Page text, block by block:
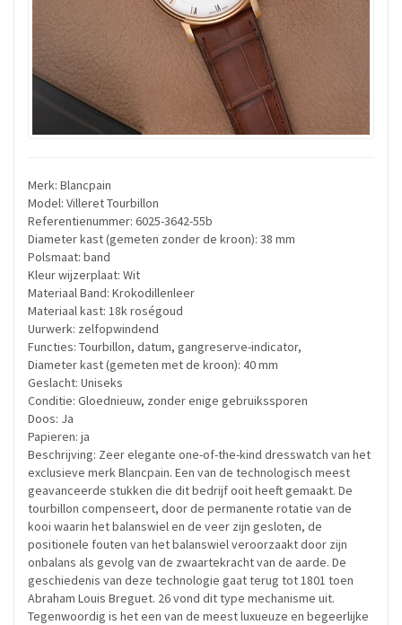
Merk: Blancpain
Model: Villeret Tourbillon
Referentienummer: 6025-3642-55b
Diameter kast (gemeten zonder de kroon): 38 mm
Polsmaat: band
Kleur wijzerplaat: Wit
Materiaal Band: Krokodillenleer
Materiaal kast: 18k roségoud
Uurwerk: zelfopwindend
Functies: Tourbillon, datum, gangreserve-indicator,
Diameter kast (gemeten met de kroon): 40 mm
Geslacht: Uniseks
Conditie: Gloednieuw, zonder enige gebruikssporen
Doos: Ja
Papieren: ja
Beschrijving: Zeer elegante one-of-the-kind dresswatch van het
exclusieve merk Blancpain. Een van de technologisch meest
geavanceerde stukken die dit bedrijf ooit heeft gemaakt. De
tourbillon compenseert, door de permanente rotatie van de
kooi waarin het balanswiel en de veer zijn gesloten, de
positionele fouten van het balanswiel veroorzaakt door zijn
onbalans als gevolg van de zwaartekracht van de aarde. De
geschiedenis van deze technologie gaat terug tot 1801 toen
Abraham Louis Breguet. 26 vond dit type mechanisme uit.
Tegenwoordig is het een van de meest luxueuze en begeerlijke